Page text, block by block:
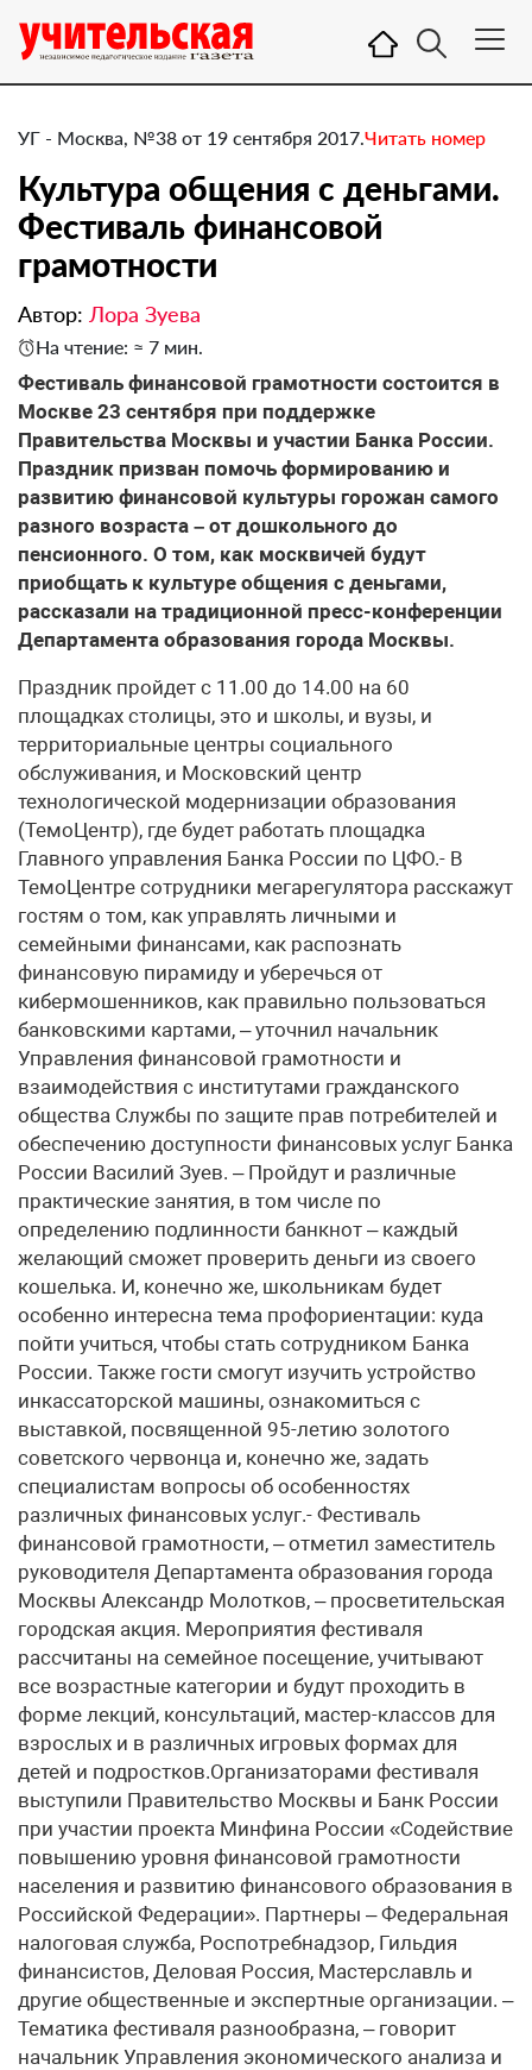
УГ - Москва, №38 от 19 сентября 2017.Читать номер
Культура общения с деньгами.
Фестиваль финансовой
грамотности
Автор: Лора Зуева
На чтение: ≈ 7 мин.
​Фестиваль финансовой грамотности состоится в
Москве 23 сентября при поддержке
Правительства Москвы и участии Банка России.
Праздник призван помочь формированию и
развитию финансовой культуры горожан самого
разного возраста – от дошкольного до
пенсионного. О том, как москвичей будут
приобщать к культуре общения с деньгами,
рассказали на традиционной пресс-конференции
Департамента образования города Москвы.
Праздник пройдет с 11.00 до 14.00 на 60
площадках столицы, это и школы, и вузы, и
территориальные центры социального
обслуживания, и Московский центр
технологической модернизации образования
(ТемоЦентр), где будет работать площадка
Главного управления Банка России по ЦФО.- В
ТемоЦентре сотрудники мегарегулятора расскажут
гостям о том, как управлять личными и
семейными финансами, как распознать
финансовую пирамиду и уберечься от
кибермошенников, как правильно пользоваться
банковскими картами, – уточнил начальник
Управления финансовой грамотности и
взаимодействия с институтами гражданского
общества Службы по защите прав потребителей и
обеспечению доступности финансовых услуг Банка
России Василий Зуев. – Пройдут и различные
практические занятия, в том числе по
определению подлинности банкнот – каждый
желающий сможет проверить деньги из своего
кошелька. И, конечно же, школьникам будет
особенно интересна тема профориентации: куда
пойти учиться, чтобы стать сотрудником Банка
России. Также гости смогут изучить устройство
инкассаторской машины, ознакомиться с
выставкой, посвященной 95-летию золотого
советского червонца и, конечно же, задать
специалистам вопросы об особенностях
различных финансовых услуг.- Фестиваль
финансовой грамотности, – отметил заместитель
руководителя Департамента образования города
Москвы Александр Молотков, – просветительская
городская акция. Мероприятия фестиваля
рассчитаны на семейное посещение, учитывают
все возрастные категории и будут проходить в
форме лекций, консультаций, мастер-классов для
взрослых и в различных игровых формах для
детей и подростков.Организаторами фестиваля
выступили Правительство Москвы и Банк России
при участии проекта Минфина России «Содействие
повышению уровня финансовой грамотности
населения и развитию финансового образования в
Российской Федерации». Партнеры – Федеральная
налоговая служба, Роспотребнадзор, Гильдия
финансистов, Деловая Россия, Мастерславль и
другие общественные и экспертные организации. –
Тематика фестиваля разнообразна, – говорит
начальник Управления экономического анализа и